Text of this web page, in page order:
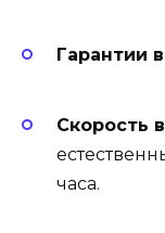
Гарантии
Скорость
часа.